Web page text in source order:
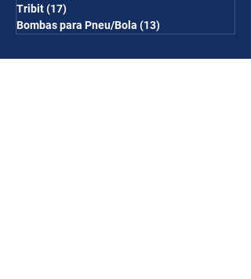
Tribit(17)
Bombas para Pneu/Bola (13)